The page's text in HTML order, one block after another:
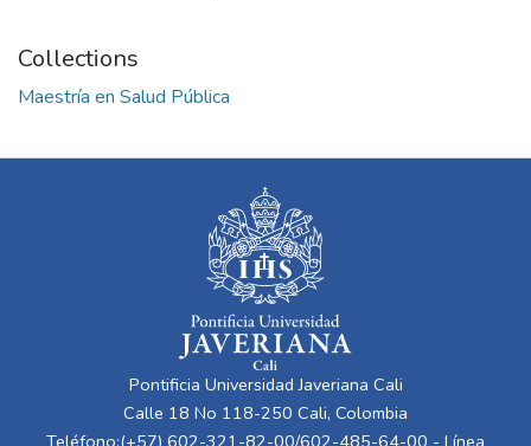
Collections
Maestría en Salud Pública
Pontificia Universidad Javeriana Cali
Calle 18 No 118-250 Cali, Colombia